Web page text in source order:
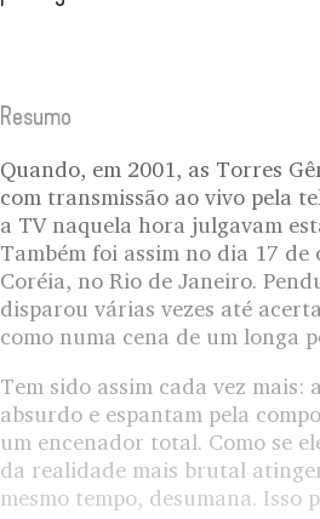
Resumo
Quando, em 2001, as Torres
com transmissão ao vivo pela
a TV naquela hora julgavam
Também foi assim no dia 17
Coréia, no Rio de Janeiro.
disparou várias vezes até
como numa cena de um longa
Tem sido assim cada vez mais:
absurdo e espantam pela
um encenador total. Como se
da realidade mais brutal
mesmo tempo, desumana. Isso